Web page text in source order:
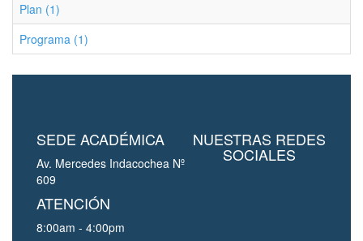
Plan (1)
Programa (1)
SEDE ACADÉMICA
Av. Mercedes Indacochea Nº
609
ATENCIÓN
8:00am - 4:00pm
NUESTRAS REDES
SOCIALES